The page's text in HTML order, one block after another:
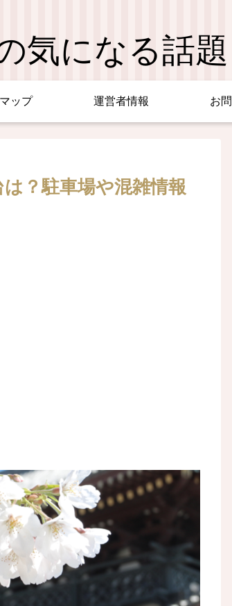
気になる話題
ップ 運営者情報 お
？駐車場や混雑情報